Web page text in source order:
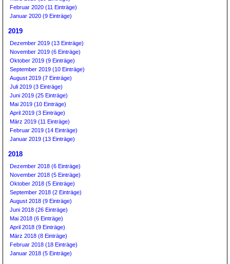
Februar 2020 (11 Einträge)
Januar 2020 (9 Einträge)
2019
Dezember 2019 (13 Einträge)
November 2019 (6 Einträge)
Oktober 2019 (9 Einträge)
September 2019 (10 Einträge)
August 2019 (7 Einträge)
Juli 2019 (3 Einträge)
Juni 2019 (25 Einträge)
Mai 2019 (10 Einträge)
April 2019 (3 Einträge)
März 2019 (11 Einträge)
Februar 2019 (14 Einträge)
Januar 2019 (13 Einträge)
2018
Dezember 2018 (6 Einträge)
November 2018 (5 Einträge)
Oktober 2018 (5 Einträge)
September 2018 (2 Einträge)
August 2018 (9 Einträge)
Juni 2018 (26 Einträge)
Mai 2018 (6 Einträge)
April 2018 (9 Einträge)
März 2018 (8 Einträge)
Februar 2018 (18 Einträge)
Januar 2018 (5 Einträge)